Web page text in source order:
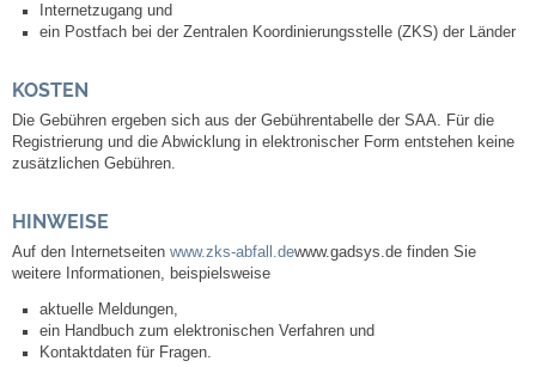
Katholische Kirchengemeinde
Neuapostolische Kirche
Hallen & Säle
Sporthalle Greuth
Schulturnhalle
Internetzugang und
ein Postfach bei der Zentralen Koordinierungsstelle (ZKS) der Länder
KOSTEN
Die Gebühren ergeben sich aus der Gebührentabelle der SAA. Für die
Registrierung und die Abwicklung in elektronischer Form entstehen keine
zusätzlichen Gebühren.
HINWEISE
Auf den Internetseiten www.zks-abfall.dewww.gadsys.de finden Sie
weitere Informationen, beispielsweise
aktuelle Meldungen,
ein Handbuch zum elektronischen Verfahren und
Kontaktdaten für Fragen.